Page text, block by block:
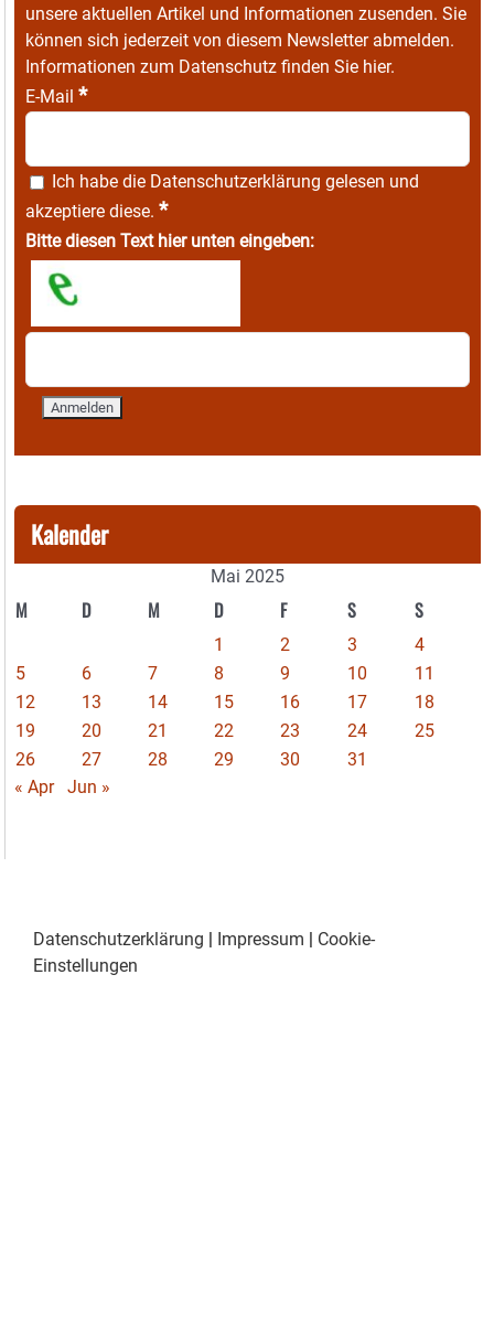
unsere aktuellen Artikel und Informationen zusenden. Sie
können sich jederzeit von diesem Newsletter abmelden.
Informationen zum Datenschutz finden Sie hier.
E-Mail *
Ich habe die Datenschutzerklärung gelesen und
akzeptiere diese. *
Bitte diesen Text hier unten eingeben:
Kalender
Mai 2025
M D M D F S S
1 2 3
4
5
6 7 8 9 10
11
12
13 14 15 16 17
18
19
20 21 22 23 24
25
26
27 28 29 30
31
« Apr
Jun »
Datenschutzerklärung | Impressum | Cookie-
Einstellungen